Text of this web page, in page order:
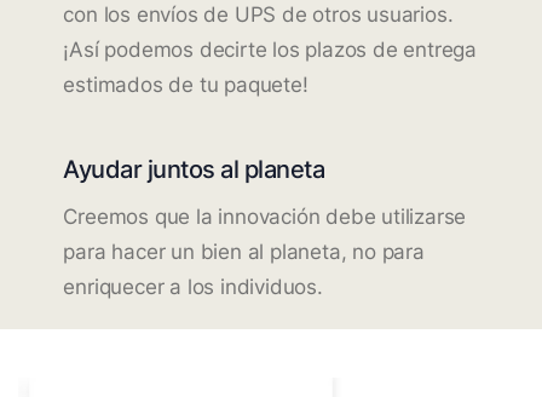
con los envíos de UPS de otros usuarios.
¡Así podemos decirte los plazos de entrega
estimados de tu paquete!
Ayudar juntos al planeta
Creemos que la innovación debe utilizarse
para hacer un bien al planeta, no para
enriquecer a los individuos.